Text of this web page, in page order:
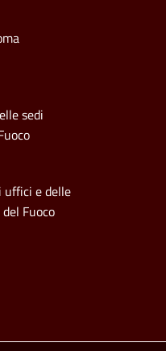
sedi
uffici e delle
Fuoco